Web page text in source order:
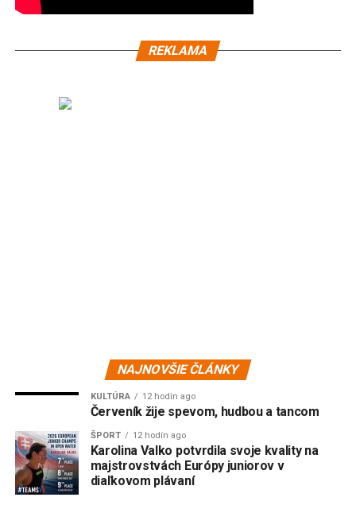
REKLAMA
NAJNOVŠIE ČLÁNKY
KULTÚRA 12 hodín ago
Červeník žije spevom, hudbou a tancom
ŠPORT 12 hodín ago
Karolina Valko potvrdila svoje kvality na
majstrovstvách Európy juniorov v
diaľkovom plávaní